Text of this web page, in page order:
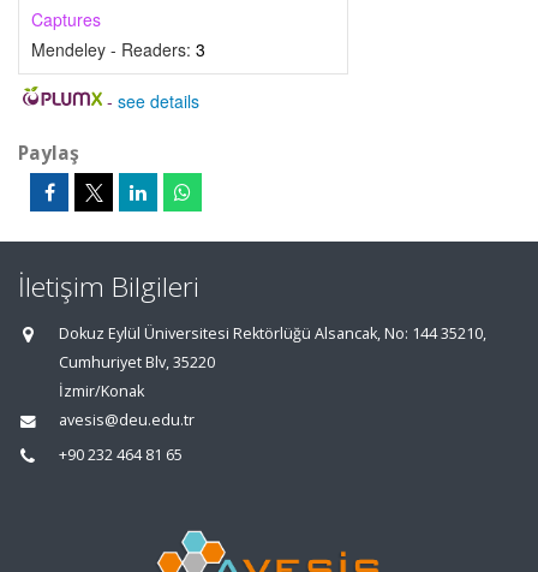
Captures
Mendeley - Readers: 3
- see details
Paylaş
İletişim Bilgileri
Dokuz Eylül Üniversitesi Rektörlüğü Alsancak, No: 144 35210,
Cumhuriyet Blv, 35220
İzmir/Konak
avesis@deu.edu.tr
+90 232 464 81 65